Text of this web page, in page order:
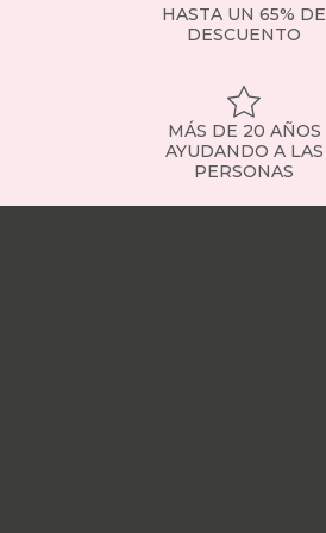
HASTA UN 65% DE
DESCUENTO
MÁS DE 20 AÑOS
AYUDANDO A LAS
PERSONAS